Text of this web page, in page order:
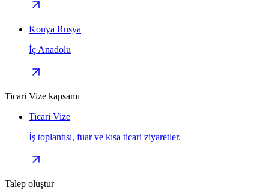
Konya Rusya
İç Anadolu
Ticari Vize kapsamı
Ticari Vize
İş toplantısı, fuar ve kısa ticari ziyaretler.
Talep oluştur